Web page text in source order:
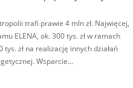
trafi prawie 4 mln zł. Najwięcej,
ELENA, ok. 300 tys. zł w ramach
zł na realizację innych działań
Wsparcie…